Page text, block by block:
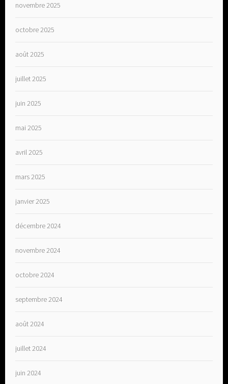
novembre 2025
octobre 2025
août 2025
juillet 2025
juin 2025
mai 2025
avril 2025
mars 2025
janvier 2025
décembre 2024
novembre 2024
octobre 2024
septembre 2024
août 2024
juillet 2024
juin 2024